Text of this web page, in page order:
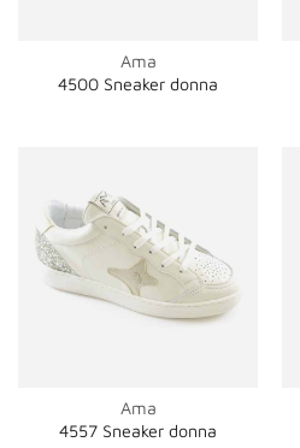
Ama
4500 Sneaker donna
Ama
4557 Sneaker donna